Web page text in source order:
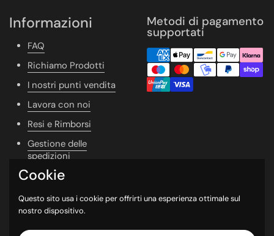
Informazioni
FAQ
Richiamo Prodotti
I nostri punti vendita
Lavora con noi
Resi e Rimborsi
Gestione delle
spedizioni
Vivere Naturale
Whishlist
Newsletter
Metodi di pagamento
supportati
Cookie
Questo sito usa i cookie per offrirti una esperienza ottimale sul
nostro dispositivo.